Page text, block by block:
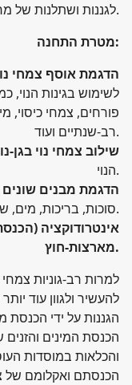
לגננות ושתלנות של מחלקת המטעים במשרד החקלאות.
מטרת התחנה:
הדגמת אוסף צמחי
לשימוש בגינות הנוי,
פורחים, צמחי כיסוי,
רב-שנתיים ועוד.
שילוב צמחי נוי בגן-
הנוי.
הדגמת מבנים שונים
סוכות, בריכות, מים, שבילים, דרכים ועוד.
אינטרודוקציה
מארצות-חוץ.
למרות רב-גוניות
להעשיר ולגוון עוד
הגננות על ידי הכנסת
הכנסת המינים
והכלאות במוסדות
הכנסתם ואקלומם